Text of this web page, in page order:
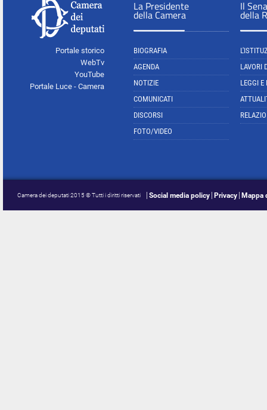
Portale storico
WebTv
YouTube
Portale Luce - Camera
La Presidente
della Camera
BIOGRAFIA
AGENDA
NOTIZIE
COMUNICATI
DISCORSI
FOTO/VIDEO
Il
della
LAVORI
LEGGI E
Camera dei deputati 2015 © Tutti i diritti riservati Social media policy Privacy Mappa